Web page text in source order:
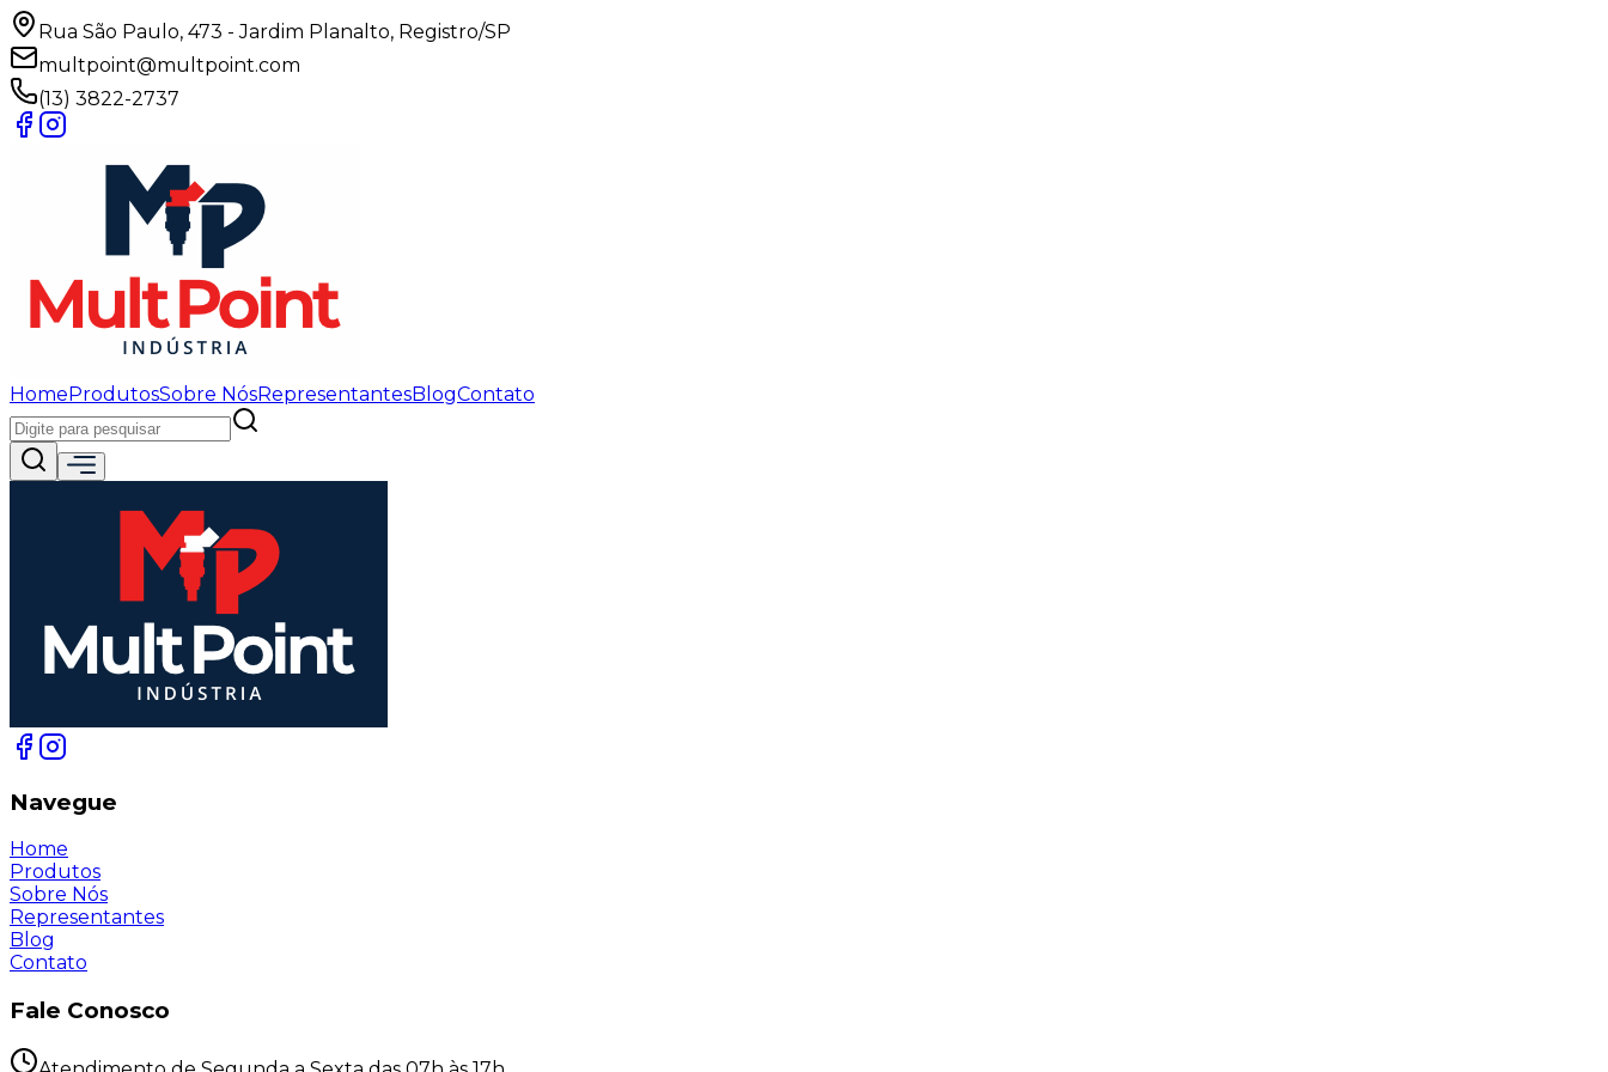
Rua São Paulo, 473 - Jardim Planalto, Registro/SP
multpoint@multpoint.com
(13) 3822-2737
HomeProdutosSobre NósRepresentantesBlogContato
Navegue
Home
Produtos
Sobre Nós
Representantes
Blog
Contato
Fale Conosco